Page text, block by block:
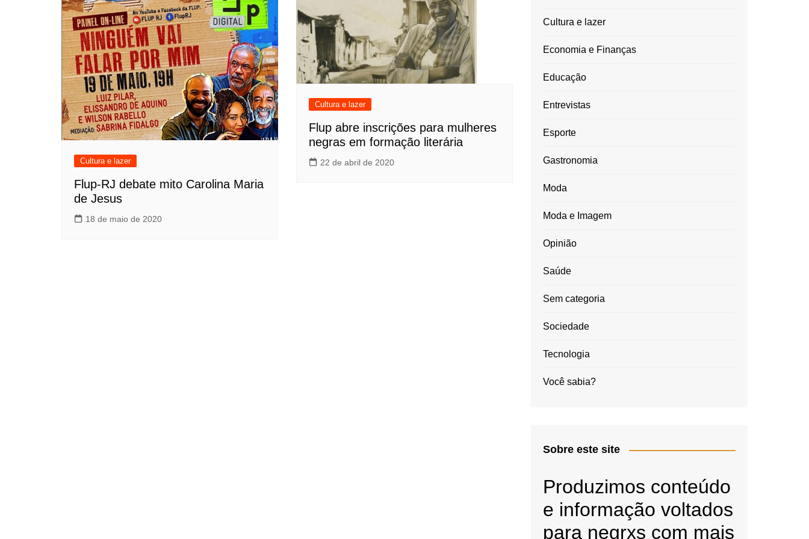
Cultura e lazer
Flup-RJ debate mito Carolina Maria
de Jesus
18 de maio de 2020
Cultura e lazer
Flup abre inscrições para mulheres
negras em formação literária
22 de abril de 2020
Cultura e lazer
Economia e Finanças
Educação
Entrevistas
Esporte
Gastronomia
Moda
Moda e Imagem
Opinião
Saúde
Sem categoria
Sociedade
Tecnologia
Você sabia?
Sobre este site
Produzimos conteúdo
e informação voltados
para negrxs com mais